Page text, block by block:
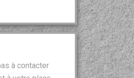
à contacter